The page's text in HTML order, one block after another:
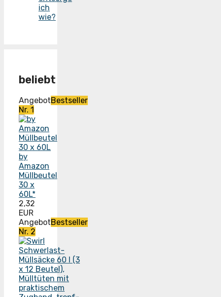
ich
wie?
beliebt
AngebotBestseller
Nr. 1
by
Amazon
Müllbeutel
30 x
60L*
2,32
EUR
AngebotBestseller
Nr. 2